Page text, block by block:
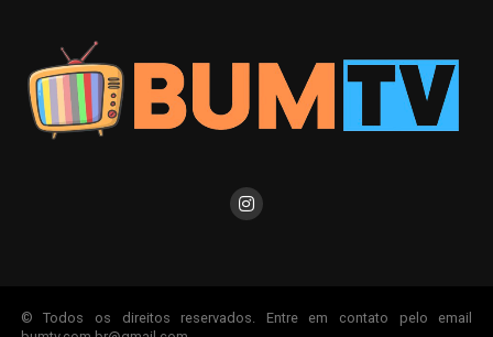
© Todos os direitos reservados. Entre em contato pelo email